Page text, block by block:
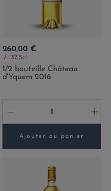
Prix
260,00 €
37,5cl
1/2 bouteille Château
d'Yquem 2016
- +
Ajouter au panier